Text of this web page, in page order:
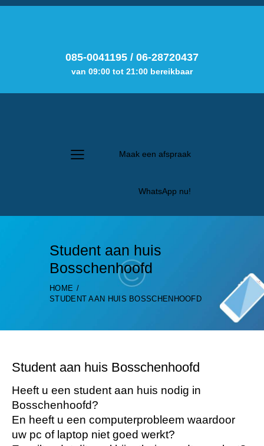
085-0041195 / 06-28720437
van 09:00 tot 21:00 bereikbaar
Maak een afspraak
WhatsApp nu!
Student aan huis
Bosschenhoofd
HOME
STUDENT AAN HUIS BOSSCHENHOOFD
Student aan huis Bosschenhoofd
Heeft u een student aan huis nodig in
Bosschenhoofd?
En heeft u een computerprobleem waardoor
uw pc of laptop niet goed werkt?